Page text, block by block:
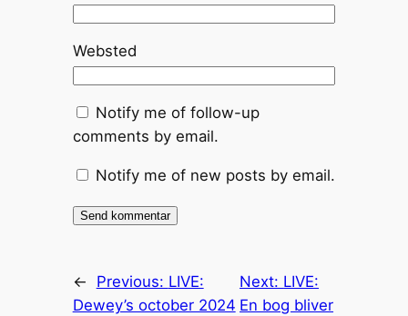
Websted
Notify me of follow-up
comments by email.
Notify me of new posts by email.
← Previous: LIVE:
Dewey’s october 2024
Next: LIVE:
En bog bliver